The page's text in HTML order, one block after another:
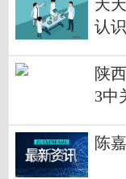
天
认
陕
3中
陈